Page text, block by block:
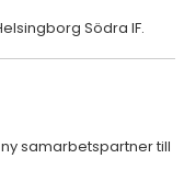
Södra IF.
samarbetspartner till